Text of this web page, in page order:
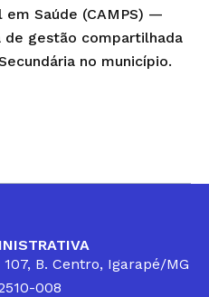
Saúde (CAMPS) —
gestão compartilhada
no município.
B. Centro, Igarapé/MG
008